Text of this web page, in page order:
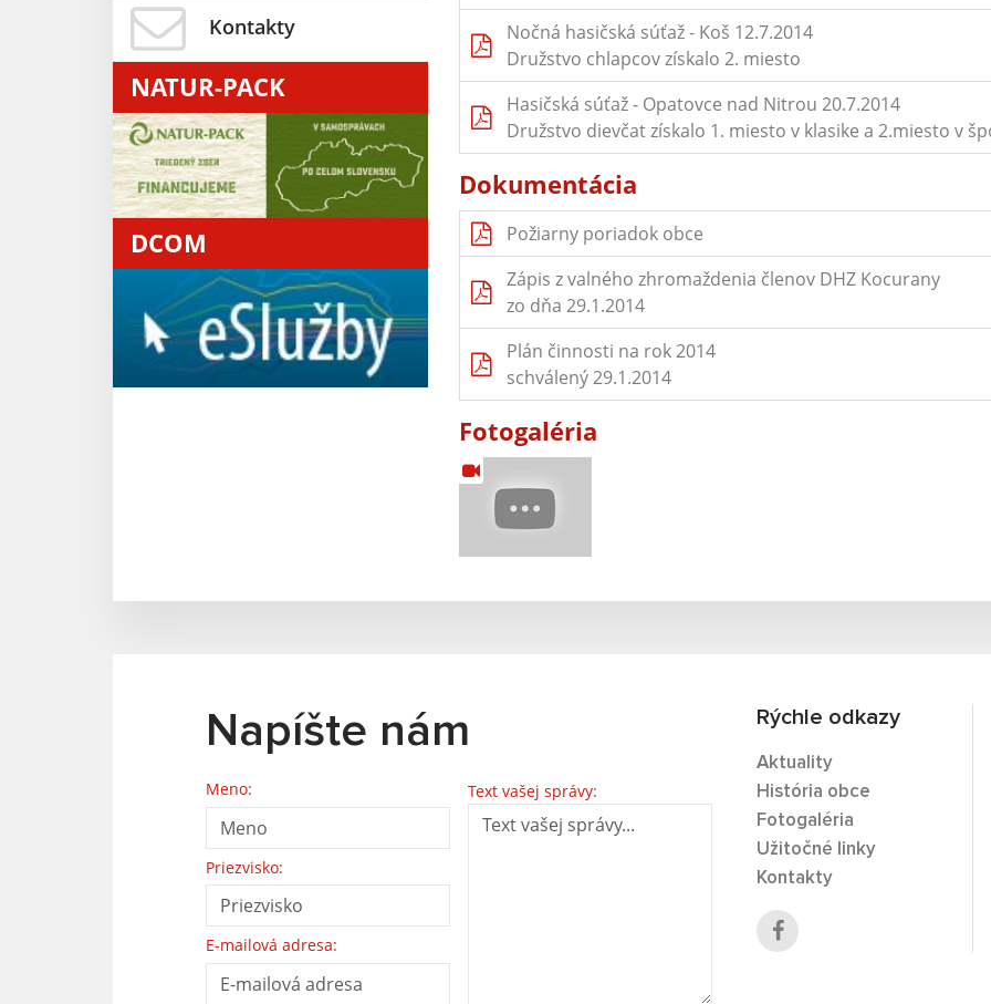
Kontakty
NATUR-PACK
DCOM
Nočná hasičská súťaž - Koš 12.7.2014
Družstvo chlapcov získalo 2. miesto
Hasičská súťaž - Opatovce nad Nitrou 20.7.2014
Družstvo dievčat získalo 1. miesto v klasike a 2.miesto v
Dokumentácia
Požiarny poriadok obce
Zápis z valného zhromaždenia členov DHZ Kocurany
zo dňa 29.1.2014
Plán činnosti na rok 2014
schválený 29.1.2014
Fotogaléria
Napíšte nám
Meno:
Priezvisko:
E-mailová adresa:
Text vašej správy:
Rýchle odkazy
Aktuality
História obce
Fotogaléria
Užitočné linky
Kontakty